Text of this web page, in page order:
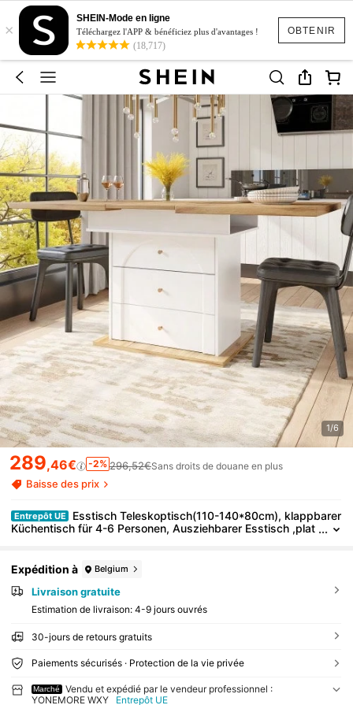
OBTENIR
×
SHEIN-Mode en ligne
Téléchargez l'APP & bénéficiez plus d'avantages !
(18,717)
1/6
289,46€ -2% 296,52€Sans droits de douane en plus
Baisse des prix
Entrepôt UE
Esstisch Teleskoptisch(110-140*80cm), klappbarer
Küchentisch für 4-6 Personen, Ausziehbarer Esstisch ,plat
Expédition à
Belgium
Livraison gratuite
Estimation de livraison: 4-9 jours ouvrés
30-jours de retours gratuits
Paiements sécurisés · Protection de la vie privée
Marché
Vendu et expédié par le vendeur professionnel :
YONEMORE WXY
Entrepôt UE